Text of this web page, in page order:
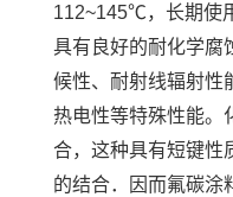
112~145℃，长期使
具有良好的耐化学腐
候性、耐射线辐射性
热电性等特殊性能。
合，这种具有短键性
的结合．因而氟碳涂